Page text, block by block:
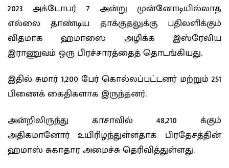
2023 அக்டோபர் 7 அன்று முன்னோடியில்லாத
எல்லை தாண்டிய தாக்குதலுக்கு பதிலளிக்கும்
விதமாக ஹமாஸை அழிக்க இஸ்ரேலிய
இராணுவம் ஒரு பிரச்சாரத்தைத் தொடங்கியது.
இதில் சுமார் 1,200 பேர் கொல்லப்பட்டனர் மற்றும் 251
பிணைக் கைதிகளாக இருந்தனர்.
அன்றிலிருந்து காசாவில் 48,210 க்கும்
அதிகமானோர் உயிரிழந்துள்ளதாக பிரதேசத்தின்
ஹமாஸ் சுகாதார அமைச்சு தெரிவித்துள்ளது.